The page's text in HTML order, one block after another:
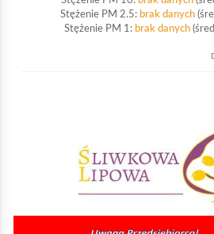
Stężenie PM 2.5: brak danych
Stężenie PM 1: brak danych